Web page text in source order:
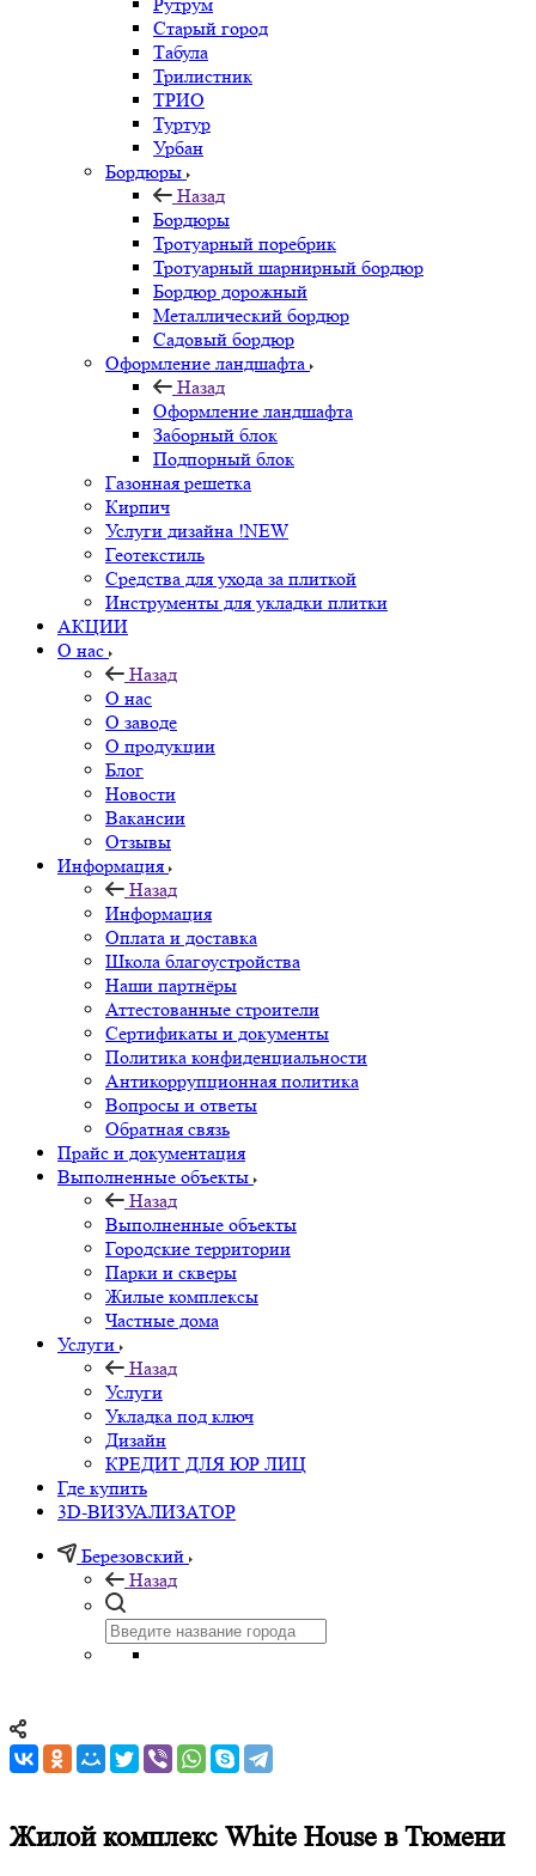
Старый город
Табула
Трилистник
ТРИО
Туртур
Урбан
Бордюры
Назад
Бордюры
Тротуарный поребрик
Тротуарный шарнирный бордюр
Бордюр дорожный
Металлический бордюр
Садовый бордюр
Оформление ландшафта
Назад
Оформление ландшафта
Заборный блок
Подпорный блок
Газонная решетка
Кирпич
Услуги дизайна !NEW
Геотекстиль
Средства для ухода за плиткой
Инструменты для укладки плитки
АКЦИИ
О нас
Назад
О нас
О заводе
О продукции
Блог
Новости
Вакансии
Отзывы
Информация
Назад
Информация
Оплата и доставка
Школа благоустройства
Наши партнёры
Аттестованные строители
Сертификаты и документы
Политика конфиденциальности
Антикоррупционная политика
Вопросы и ответы
Обратная связь
Прайс и документация
Выполненные объекты
Назад
Выполненные объекты
Городские территории
Парки и скверы
Жилые комплексы
Частные дома
Услуги
Назад
Услуги
Укладка под ключ
Дизайн
КРЕДИТ ДЛЯ ЮР ЛИЦ
Где купить
3D-ВИЗУАЛИЗАТОР
Березовский
Назад
Жилой комплекс White House в Тюмени